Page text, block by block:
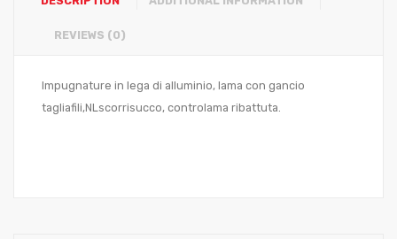
REVIEWS (0)
Impugnature in lega di alluminio, lama con gancio
tagliafili,NLscorrisucco, controlama ribattuta.